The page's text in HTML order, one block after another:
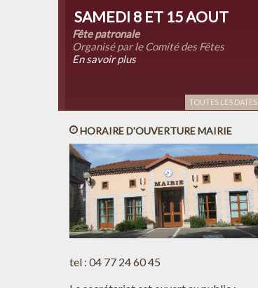
SAMEDI 8 ET 15 AOUT
Fête patronale
Organisé par le Comité des Fêtes
En savoir plus
TOUTES LES DATES
HORAIRE D'OUVERTURE MAIRIE
tel : 04 77 24 60 45